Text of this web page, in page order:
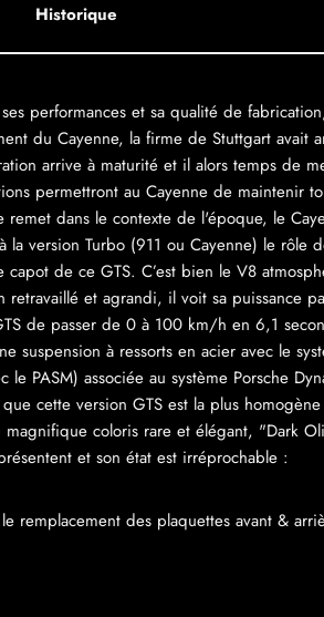
Historique
performances et sa qualité de
du Cayenne, la firme de Stuttgart avait
arrive à maturité et il alors temps de
permettront au Cayenne de maintenir
dans le contexte de l'époque, le
version Turbo (911 ou Cayenne) le rôle
de ce GTS. C’est bien le V8
et agrandi, il voit sa puissance
de passer de 0 à 100 km/h en 6,1
à ressorts en acier avec le
PASM) associée au système Porsche
cette version GTS est la plus
coloris rare et élégant, "Dark
et son état est irréprochable :
remplacement des plaquettes avant &